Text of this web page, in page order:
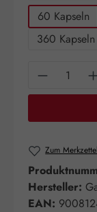
60 Kapseln
360 Kapseln
Produkt
Zum
Hersteller:
EAN: